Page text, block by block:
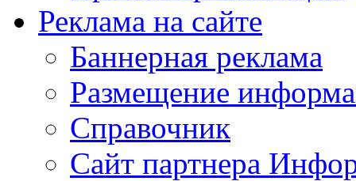
Реклама на сайте
Баннерная реклама
Размещение
Справочник
Сайт партнера